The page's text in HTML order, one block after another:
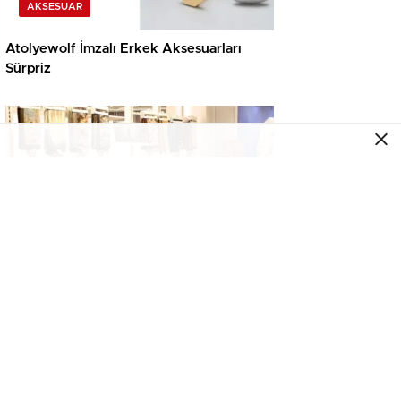
AKSESUAR
Atolyewolf İmzalı Erkek Aksesuarları
Sürpriz